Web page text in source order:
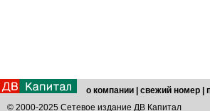
о компании свежий номер
© 2000-2025 Сетевое издание ДВ Капитал